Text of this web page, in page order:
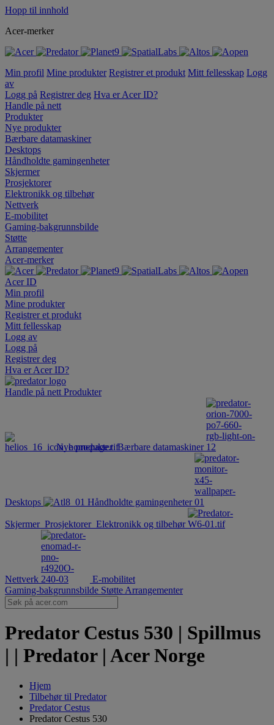
Hopp til innhold
Acer-merker
Min profil Mine produkter Registrer et produkt Mitt fellesskap Logg
av
Logg på Registrer deg Hva er Acer ID?
Handle på nett
Produkter
Nye produkter
Bærbare datamaskiner
Desktops
Håndholdte gamingenheter
Skjermer
Prosjektorer
Elektronikk og tilbehør
Nettverk
E-mobilitet
Gaming-bakgrunnsbilde
Støtte
Arrangementer
Acer-merker
Acer ID
Min profil
Mine produkter
Registrer et produkt
Mitt fellesskap
Logg av
Logg på
Registrer deg
Hva er Acer ID?
Handle på nett Produkter
Nye produkter Bærbare datamaskiner
Desktops Håndholdte gamingenheter
Skjermer Prosjektorer Elektronikk og tilbehør
Nettverk
E-mobilitet
Gaming-bakgrunnsbilde Støtte Arrangementer
Predator Cestus 530 | Spillmus
| | Predator | Acer Norge
Hjem
Tilbehør til Predator
Predator Cestus
Predator Cestus 530